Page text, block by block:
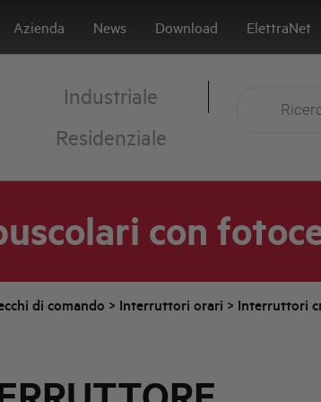
Azienda News Download ElettraNet
Industriale
Residenziale
con
di comando > Interruttori orari > Interruttori